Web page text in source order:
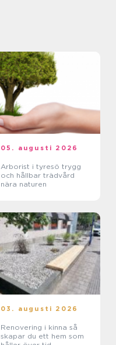
05. augusti 2026
Arborist i tyresö trygg
och hållbar trädvård
nära naturen
03. augusti 2026
Renovering i kinna så
skapar du ett hem som